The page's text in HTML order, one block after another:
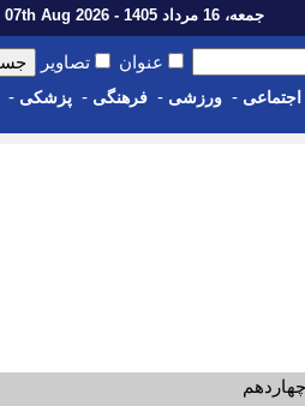
جمعه، 16 مرداد 1405 - Fri, 07th Aug 2026
عنوان تصاویر
اجتماعی - ورزشی - فرهنگی - پزشکی -